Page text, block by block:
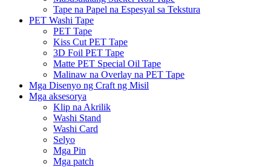
Tape na Papel na Espesyal sa Tekstura
PET Washi Tape
PET Tape
Kiss Cut PET Tape
3D Foil PET Tape
Matte PET Special Oil Tape
Malinaw na Overlay na PET Tape
Mga Disenyo ng Craft ng Misil
Mga aksesorya
Klip na Akrilik
Washi Stand
Washi Card
Selyo
Mga Pin
Mga patch